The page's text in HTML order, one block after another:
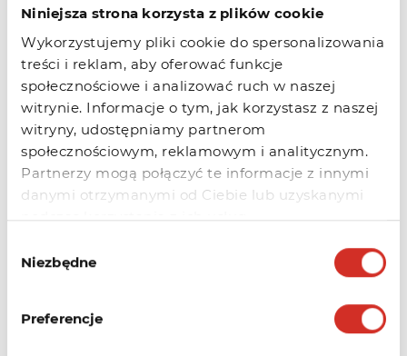
Niniejsza strona korzysta z plików cookie
Wykorzystujemy pliki cookie do spersonalizowania
treści i reklam, aby oferować funkcje
społecznościowe i analizować ruch w naszej
witrynie. Informacje o tym, jak korzystasz z naszej
witryny, udostępniamy partnerom
społecznościowym, reklamowym i analitycznym.
Partnerzy mogą połączyć te informacje z innymi
danymi otrzymanymi od Ciebie lub uzyskanymi
zgody
Niezbędne
Preferencje
Wybieramy pozycję
Po wybraniu tej
będziemy musieli uzupełnić danymi na